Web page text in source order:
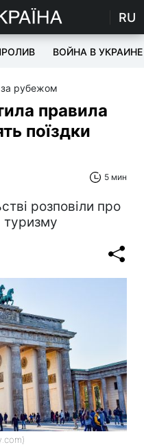
RU
ВОЙНА В УКРАИНЕ
рубежом
правила
поїздки
5 мин
розповіли про
туризму